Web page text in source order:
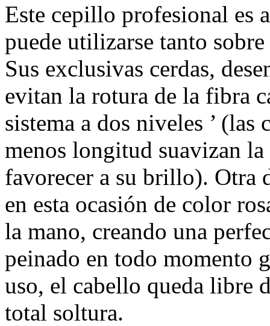
Este cepillo profesional es
puede utilizarse tanto
Sus exclusivas cerdas,
evitan la rotura de la fibra
sistema a dos niveles ’ (las
menos longitud suavizan
favorecer a su brillo). Otra
en esta ocasión de color
la mano, creando una
peinado en todo momento
uso, el cabello queda libre
total soltura.